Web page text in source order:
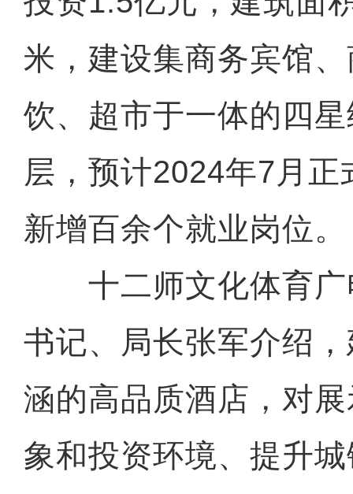
米，建设集商务宾馆
饮、超市于一体的四
层，预计2024年7月
新增百余个就业岗位。
十二师文化体育广
书记、局长张军介绍
涵的高品质酒店，对
象和投资环境、提升